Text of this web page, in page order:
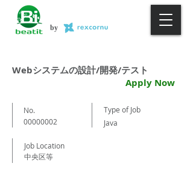
by
Webシステムの設計/開発/テスト
Apply Now
No.
00000002
Type of Job
Java
Job Location
中央区等